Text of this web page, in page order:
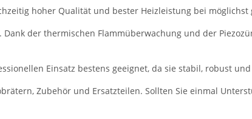
hoher Qualität und bester Heizleistung bei möglichst
der thermischen Flammüberwachung und der
Einsatz bestens geeignet, da sie stabil, robust
Zubehör und Ersatzteilen. Sollten Sie einmal